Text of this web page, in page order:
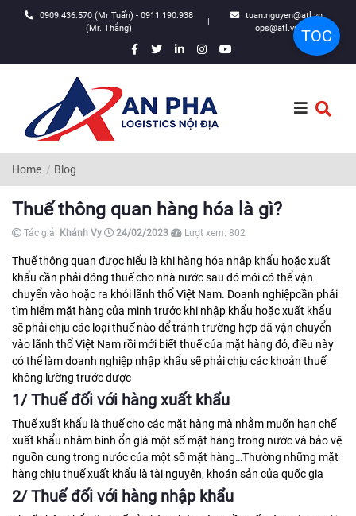
0909.436.570 (Mr Tuấn) - 0911.190.938
(Mr. Thắng)
|
tuan.nguyen@atl.vn,
ops@atl.vn
Home Blog
Thuế thông quan hàng hóa là gì?
Tác giả: Khánh Vy 24/02/2023 Lượt xem: 802
TOC
Thuế thông quan được hiểu là khi hàng hóa nhập khẩu hoặc xuất
khẩu cần phải đóng thuế cho nhà nước sau đó mới có thể vận
chuyển vào hoặc ra khỏi lãnh thổ Việt Nam. Doanh nghiệpcần phải
tìm hiểm mặt hàng của mình trước khi nhập khẩu hoặc xuất khẩu
sẽ phải chịu các loại thuế nào để tránh trường hợp đã vận chuyển
vào lãnh thổ Việt Nam rồi mới biết thuế của mặt hàng đó, điều này
có thể làm doanh nghiệp nhập khẩu sẽ phải chịu các khoản thuế
không lường trước được
1/ Thuế đối với hàng xuất khẩu
Thuế xuất khẩu là thuế cho các mặt hàng mà nhằm muốn hạn chế
xuất khẩu nhằm bình ổn giá một số mặt hàng trong nước và bảo vệ
nguồn cung trong nước của một số mặt hàng…Thường những mặt
hàng chịu thuế xuất khẩu là tài nguyên, khoán sản của quốc gia
2/ Thuế đối với hàng nhập khẩu